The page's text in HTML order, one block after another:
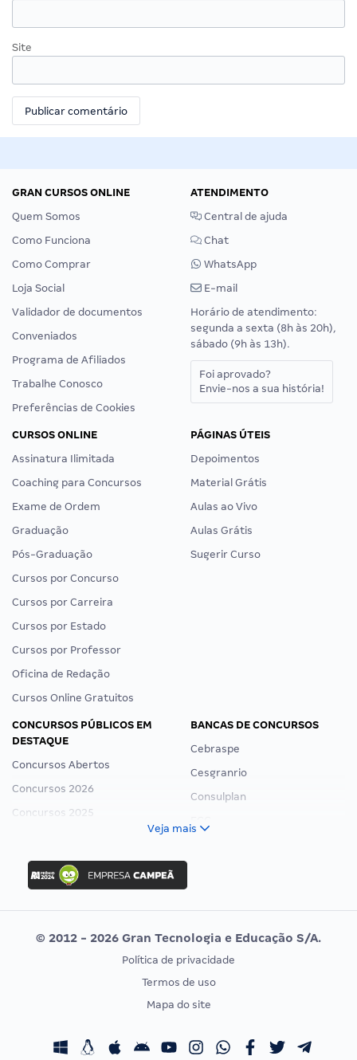
Site
GRAN CURSOS ONLINE
Quem Somos
Como Funciona
Como Comprar
Loja Social
Validador de documentos
Conveniados
Programa de Afiliados
Trabalhe Conosco
Preferências de Cookies
ATENDIMENTO
Central de ajuda
Chat
WhatsApp
E-mail
Horário de atendimento:
segunda a sexta (8h às 20h),
sábado (9h às 13h).
Foi aprovado?
Envie-nos a sua história!
CURSOS ONLINE
Assinatura Ilimitada
Coaching para Concursos
Exame de Ordem
Graduação
Pós-Graduação
Cursos por Concurso
Cursos por Carreira
Cursos por Estado
Cursos por Professor
Oficina de Redação
Cursos Online Gratuitos
PÁGINAS ÚTEIS
Depoimentos
Material Grátis
Aulas ao Vivo
Aulas Grátis
Sugerir Curso
CONCURSOS PÚBLICOS EM
DESTAQUE
Concursos Abertos
Concursos 2026
Concursos 2025
Concurso Ibama
Concurso MPU
Editais publicados
BANCAS DE CONCURSOS
Cebraspe
Cesgranrio
Consulplan
Vunesp
CONCURSOS POR PROFISSÃO
Concursos Fiscais
EXAME DE ORDEM
Calendário OAB
Veja mais
© 2012 - 2026 Gran Tecnologia e Educação S/A.
Política de privacidade
Termos de uso
Mapa do site